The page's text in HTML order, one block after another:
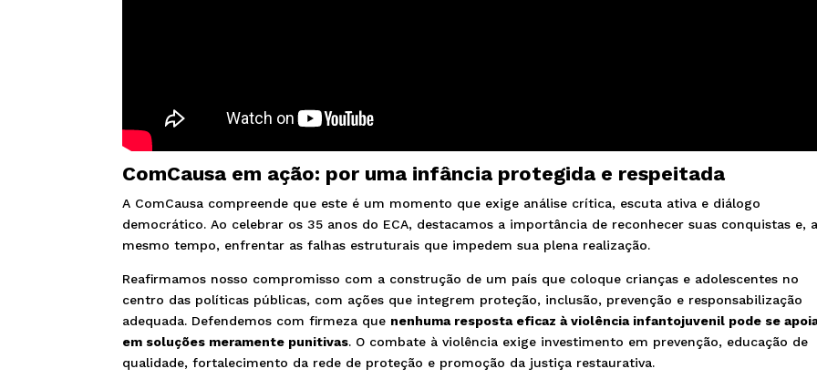
ComCausa em ação: por uma infância protegida e respeitada
A ComCausa compreende que este é um momento que exige análise crítica, escuta ativa e diálogo
democrático. Ao celebrar os 35 anos do ECA, destacamos a importância de reconhecer suas conquistas e,
mesmo tempo, enfrentar as falhas estruturais que impedem sua plena realização.
Reafirmamos nosso compromisso com a construção de um país que coloque crianças e adolescentes no
centro das políticas públicas, com ações que integrem proteção, inclusão, prevenção e responsabilização
adequada. Defendemos com firmeza que nenhuma resposta eficaz à violência infantojuvenil pode se
em soluções meramente punitivas. O combate à violência exige investimento em prevenção, educação de
qualidade, fortalecimento da rede de proteção e promoção da justiça restaurativa.